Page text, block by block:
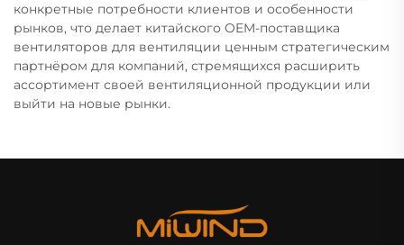
конкретные потребности клиентов и особенности
рынков, что делает китайского OEM-поставщика
вентиляторов для вентиляции ценным стратегическим
партнёром для компаний, стремящихся расширить
ассортимент своей вентиляционной продукции или
выйти на новые рынки.